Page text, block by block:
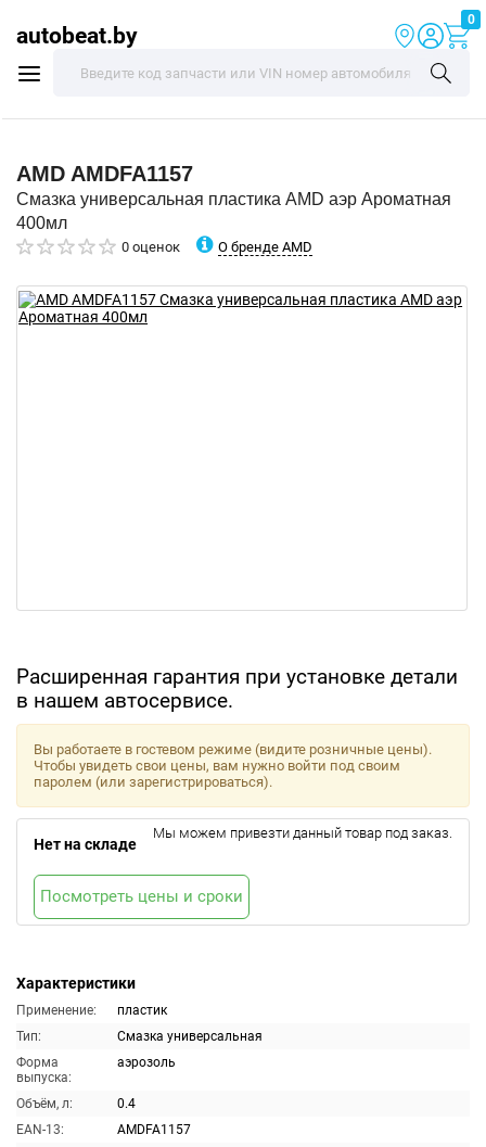
autobeat.by
0
AMD AMDFA1157
Смазка универсальная пластика AMD аэр Ароматная
400мл
0 оценок О бренде AMD
Расширенная гарантия при установке детали
в нашем автосервисе.
Характеристики
Применение:
пластик
Тип:
Смазка универсальная
Форма
выпуска:
аэрозоль
Объём, л:
0.4
EAN-13:
AMDFA1157
Вы работаете в гостевом режиме (видите розничные цены).
Чтобы увидеть свои цены, вам нужно войти под своим
паролем (или зарегистрироваться).
Нет на складе
Мы можем привезти данный товар под заказ.
Посмотреть цены и сроки